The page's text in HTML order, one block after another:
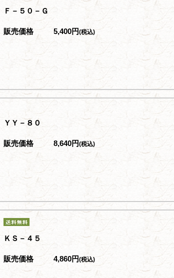
Ｆ－５０－Ｇ
販売価格 5,400円(税込)
ＹＹ－８０
販売価格 8,640円(税込)
ＫＳ－４５
販売価格 4,860円(税込)